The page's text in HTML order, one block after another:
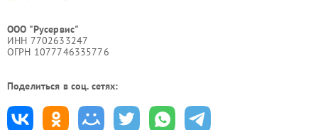
ООО "Русервис"
ИНН 7702633247
ОГРН 1077746335776
Поделиться в соц. сетях: